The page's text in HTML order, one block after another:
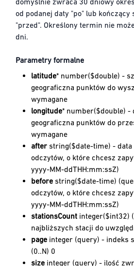
od podanej daty "po" lub kończący
"przed". Określony termin nie
dni.
Parametry formalne
latitude* number($double) -
geograficzna punktów do
wymagane
longitude* number($double) -
geograficzna punktów do
wymagane
after string($date-time) - data
odczytów, o które chcesz
yyyy-MM-ddTHH:mm:ssZ)
before string($date-time)
odczytów, o które chcesz
yyyy-MM-ddTHH:mm:ssZ)
stationsCount integer($int32)
najbliższych stacji do
page integer (query) - indeks
(0..N) 0
size integer (query) - ilość